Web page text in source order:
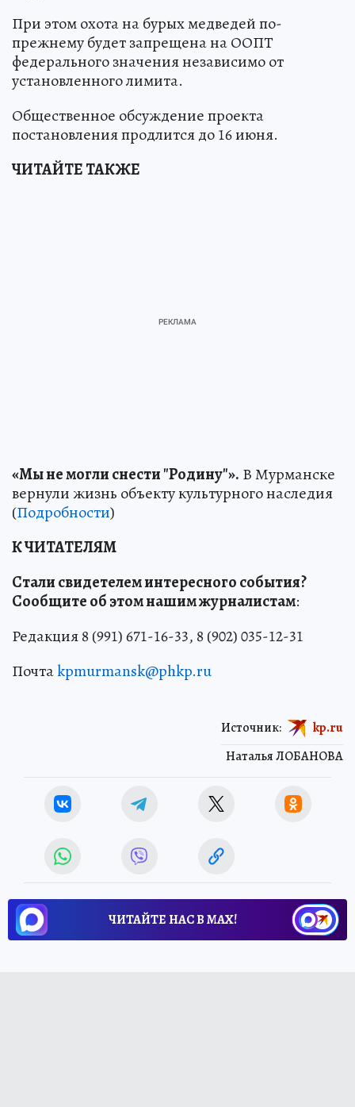
При этом охота на бурых медведей по-
прежнему будет запрещена на ООПТ
федерального значения независимо от
установленного лимита.
Общественное обсуждение проекта
постановления продлится до 16 июня.
ЧИТАЙТЕ ТАКЖЕ
«Мы не могли снести "Родину"». В Мурманске
вернули жизнь объекту культурного наследия
(Подробности)
К ЧИТАТЕЛЯМ
Стали свидетелем интересного события?
Сообщите об этом нашим журналистам:
Редакция 8 (991) 671-16-33, 8 (902) 035-12-31
Почтаkpmurmansk@phkp.ru
Наталья ЛОБАНОВА
Источник: kp.ru
ЧИТАЙТЕ НАС В МАХ!